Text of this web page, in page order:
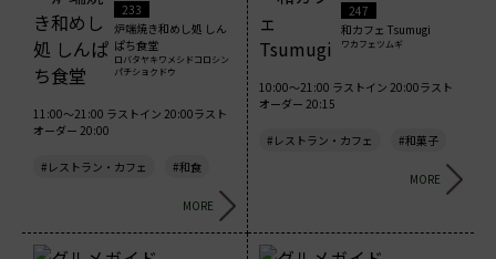
233
炉端焼き和めし処 しん
ぱち食堂
ロバタヤキワメシドコロシン
パチショクドウ
11:00～21:00 ラストイン 20:00ラスト
オーダー 20:00
#レストラン・カフェ #和食
MORE
247
和カフェ Tsumugi
ワカフェツムギ
10:00～21:00 ラストイン 20:00ラスト
オーダー 20:15
#レストラン・カフェ #和菓子
MORE